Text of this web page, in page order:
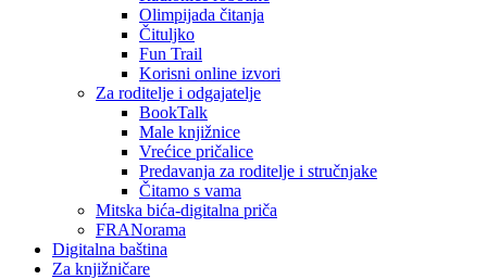
Olimpijada čitanja
Čituljko
Fun Trail
Korisni online izvori
Za roditelje i odgajatelje
BookTalk
Male knjižnice
Vrećice pričalice
Predavanja za roditelje i stručnjake
Čitamo s vama
Mitska bića-digitalna priča
FRANorama
Digitalna baština
Za knjižničare